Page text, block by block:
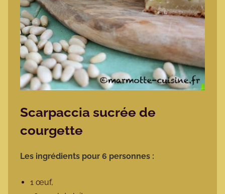
Scarpaccia sucrée de
courgette
Les ingrédients pour 6 personnes :
1 œuf,